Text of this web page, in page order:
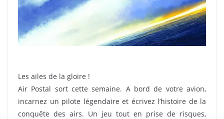
Les ailes de la gloire !
Air Postal sort cette semaine. A bord de votre avion,
incarnez un pilote légendaire et écrivez l’histoire de la
conquête des airs. Un jeu tout en prise de risques,